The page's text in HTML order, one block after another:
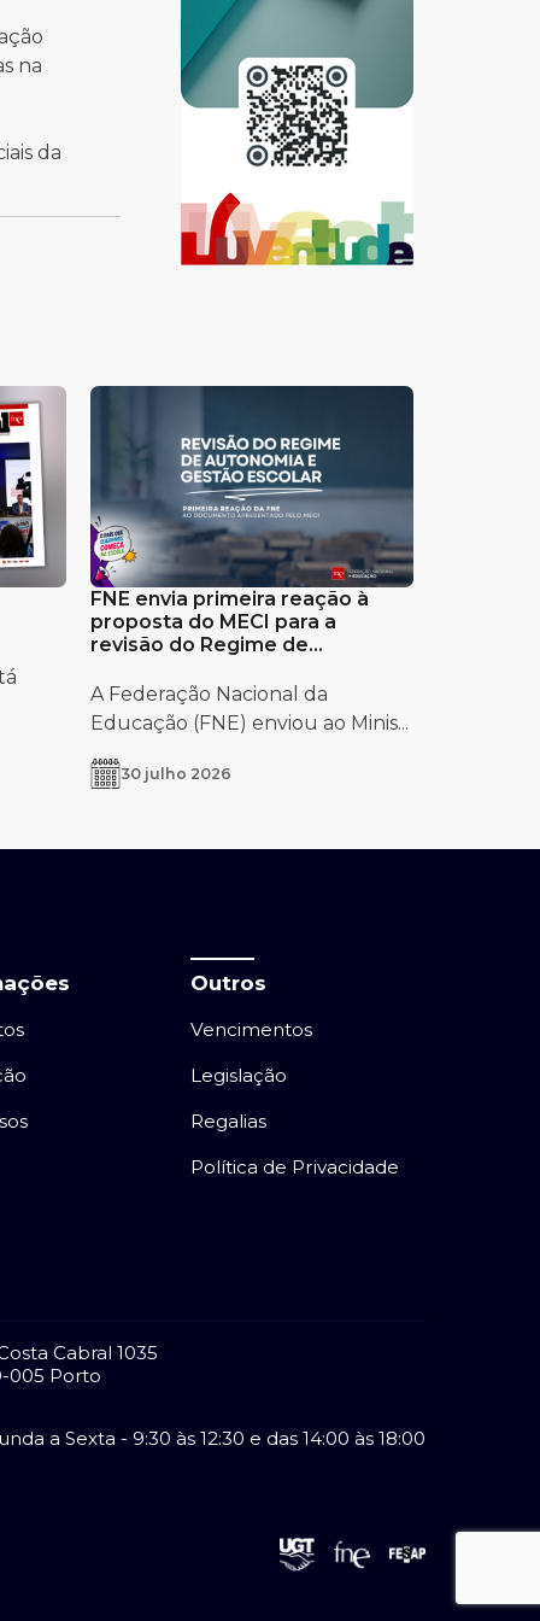
na
da
FNE envia primeira reação à
proposta do MECI para a
revisão do Regime de
A Federação Nacional da
Educação (FNE) enviou ao Minis...
30 julho 2026
Outros
Vencimentos
Legislação
Regalias
Política de Privacidade
Cabral 1035
005 Porto
a Sexta - 9:30 às 12:30 e das 14:00 às 18:00